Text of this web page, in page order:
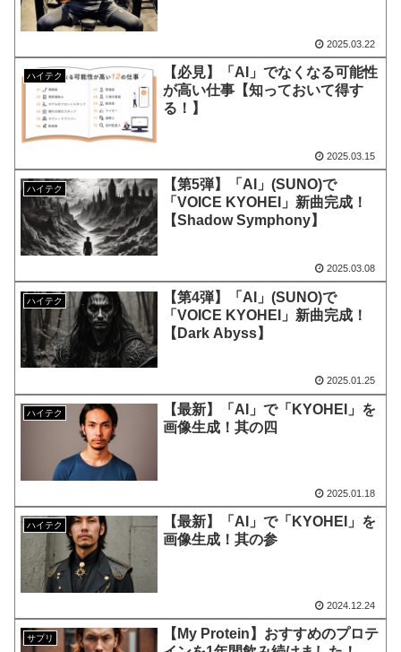
2025.03.22
ハイテク
【必見】「AI」でなくなる可能性
が高い仕事【知っておいて得す
る！】
2025.03.15
ハイテク
【第5弾】「AI」(SUNO)で
「VOICE KYOHEI」新曲完成！
【Shadow Symphony】
2025.03.08
ハイテク
【第4弾】「AI」(SUNO)で
「VOICE KYOHEI」新曲完成！
【Dark Abyss】
2025.01.25
ハイテク
【最新】「AI」で「KYOHEI」を
画像生成！其の四
2025.01.18
ハイテク
【最新】「AI」で「KYOHEI」を
画像生成！其の参
2024.12.24
サプリ
【My Protein】おすすめのプロテ